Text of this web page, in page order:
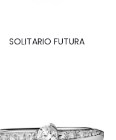
SOLITARIO FUTURA